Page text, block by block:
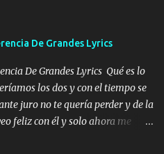
este con Dios el destino así lo
a vernos El recuerdo que yo
corazón me llevo lo mismo que
porque no puedo mirarte, mas se
mi gran ángel, El desespero me
De Grandes Lyrics
De Grandes Lyrics Qué es lo
los dos y con el tiempo se
juro no te quería perder y de la
feliz con él y solo ahora me